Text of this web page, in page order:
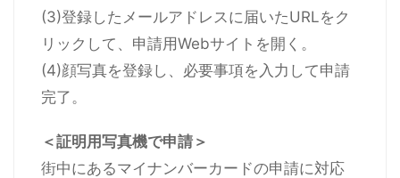
(3)登録したメールアドレスに届いたURLをク
リックして、申請用Webサイトを開く。
(4)顔写真を登録し、必要事項を入力して申請
完了。
＜証明用写真機で申請＞
街中にあるマイナンバーカードの申請に対応